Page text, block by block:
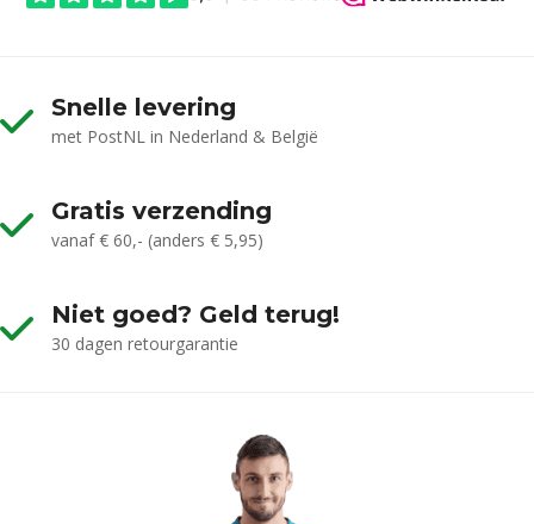
Snelle levering
met PostNL in Nederland & België
Gratis verzending
vanaf € 60,- (anders € 5,95)
Niet goed? Geld terug!
30 dagen retourgarantie